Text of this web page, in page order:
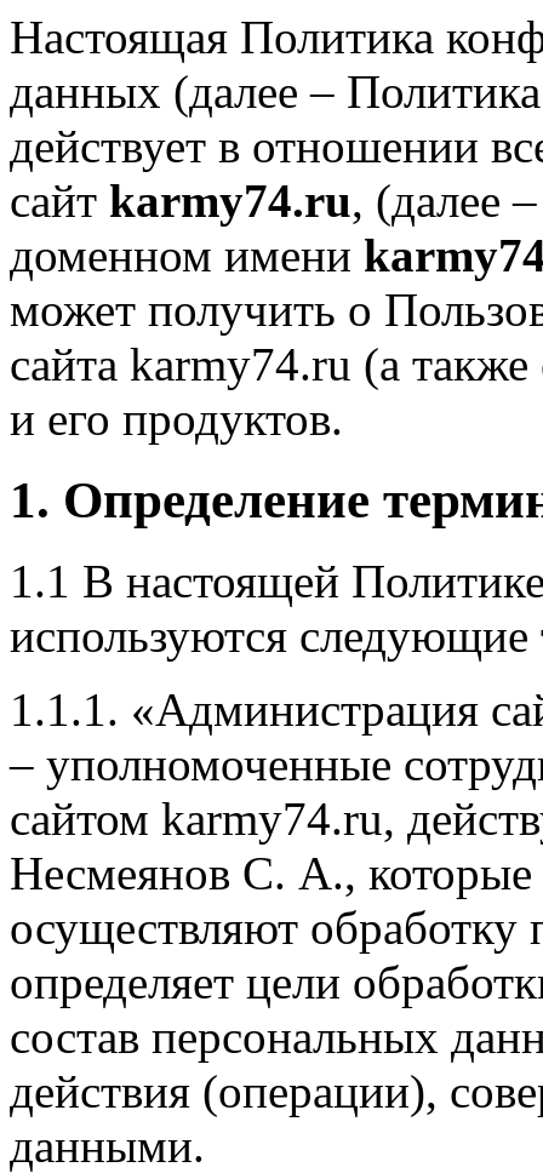
Настоящая Политика
данных (далее –
действует в отношении
сайт karmy74.ru, (далее
доменном имени
может получить о
сайта karmy74.ru (а
и его продуктов.
1. Определение
1.1 В настоящей
используются
1.1.1. «Администрация
– уполномоченные
сайтом karmy74.ru,
Несмеянов С. А.,
осуществляют
определяет цели
состав персональных
действия (операции),
данными.